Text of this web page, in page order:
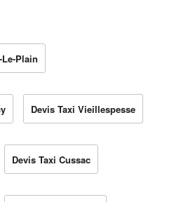
Plain
Devis Taxi Vieillespesse
Devis Taxi Cussac